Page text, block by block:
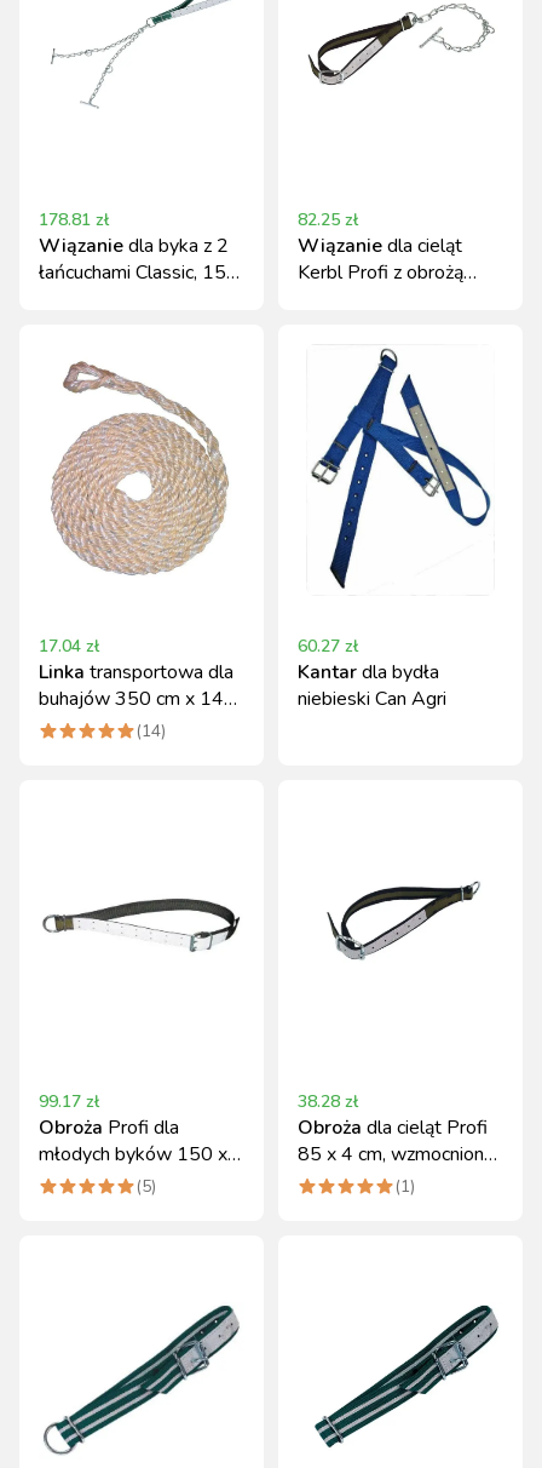
178.81 zł
Wiązaniedla byka z 2
łańcuchami Classic, 150
82.25 zł
Wiązaniedla cieląt
Kerbl Profi z obrożą
17.04 zł
Linka transportowa dla
buhajów 350 cm x 14
mm z małą pętlą Kerbl
(14)
60.27 zł
Kantardla bydła
niebieski Can Agri
99.17 zł
Obroża Profi dla
młodych byków 150 x
5,5 cm Kerbl
(5)
38.28 zł
Obroża dla cieląt Profi
85 x 4 cm, wzmocniona,
Kerbl
(1)